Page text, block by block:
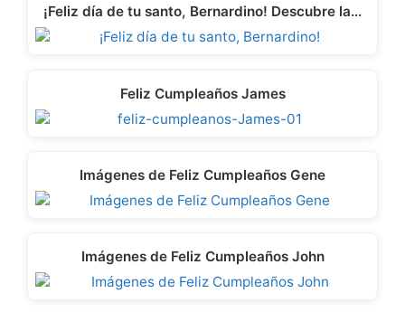
¡Feliz día de tu santo, Bernardino! Descubre la…
Feliz Cumpleaños James
Imágenes de Feliz Cumpleaños Gene
Imágenes de Feliz Cumpleaños John